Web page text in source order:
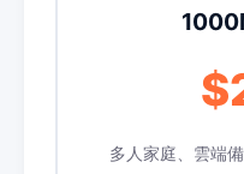
多人家庭、雲端